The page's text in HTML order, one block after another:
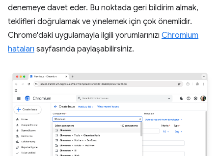
denemeye davet eder. Bu noktada geri bildirim almak,
teklifleri doğrulamak ve yinelemek için çok önemlidir.
Chrome'daki uygulamayla ilgili yorumlarınızı Chromium
hataları sayfasında paylaşabilirsiniz.